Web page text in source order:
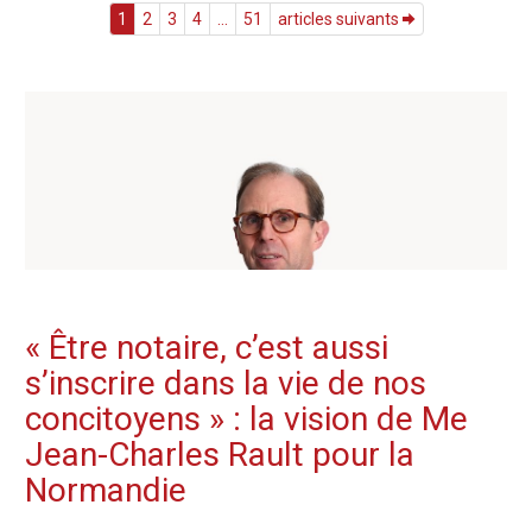
1 2 3 4 51 articles suivants
« Être notaire, c’est aussi
s’inscrire dans la vie de nos
concitoyens » : la vision de Me
Jean-Charles Rault pour la
Normandie